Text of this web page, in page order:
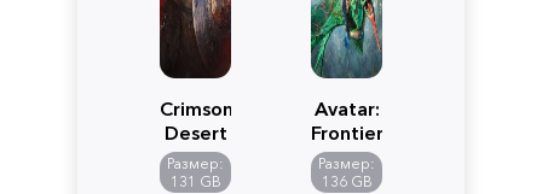
Crimson
Desert
Размер:
131 GB
Avatar:
Frontiers
of
Pandora
Размер:
136 GB